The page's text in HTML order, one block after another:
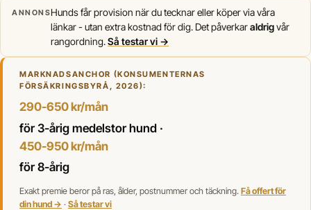
ANNONSHunds får provision när du tecknar eller köper via våra
länkar - utan extra kostnad för dig. Det påverkaraldrigvår
rangordning.Så testar vi →
MARKNADSANCHOR (KONSUMENTERNAS
FÖRSÄKRINGSBYRÅ, 2026):
290-650 kr/mån
för 3-årig medelstor hund ·
450-950 kr/mån
för 8-årig
Exakt premie beror på ras, ålder, postnummer och täckning. Få offert för
din hund → · Så testar vi